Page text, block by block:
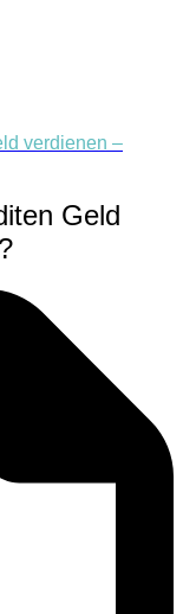
verdienen –
Geld